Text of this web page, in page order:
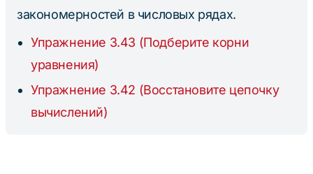
закономерностей в числовых рядах.
Упражнение 3.43 (Подберите корни
уравнения)
Упражнение 3.42 (Восстановите цепочку
вычислений)